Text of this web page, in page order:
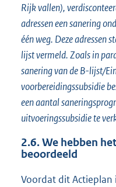
Rijk vallen),
adressen een sanering
één weg. Deze adressen
lijst vermeld. Zoals in
sanering van de B-lijst/
voorbereidingssubsidie
een aantal
uitvoeringssubsidie te
2.6.We hebben
beoordeeld
Voordat dit Actieplan